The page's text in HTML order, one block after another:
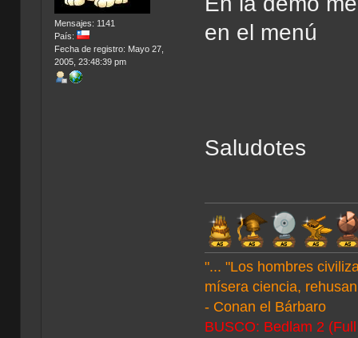
Mensajes: 1141
País:
Fecha de registro: Mayo 27,
2005, 23:48:39 pm
en el menú
Saludotes
"... "Los hombres
mísera ciencia,
- Conan el Bárbaro
BUSCO: Bedlam 2